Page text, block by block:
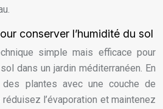
conserver l’humidité du sol
simple mais efficace pour
dans un jardin méditerranéen. En
plantes avec une couche de
l’évaporation et maintenez